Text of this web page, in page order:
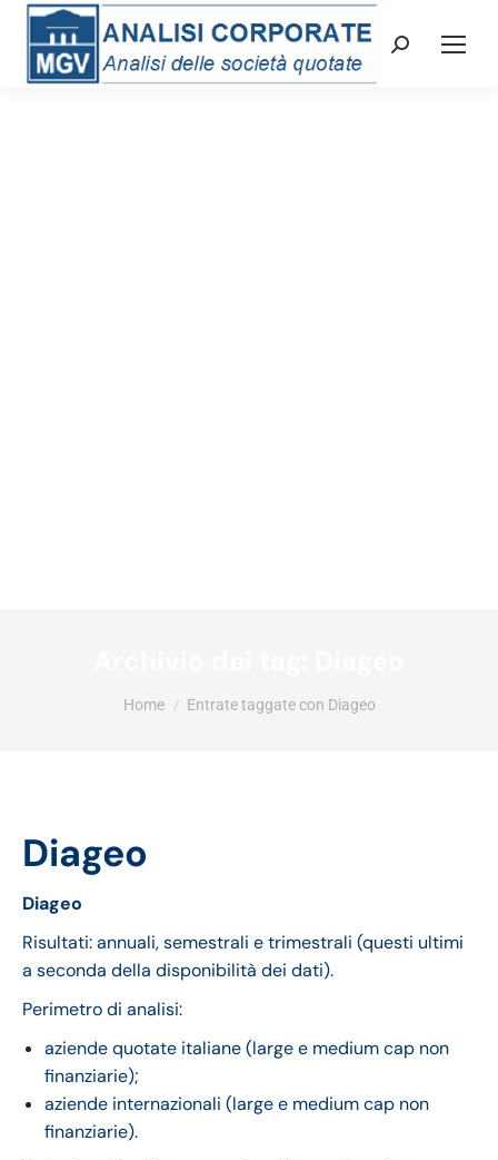
Cerca:
Tu sei qui:
Home Entrate taggate con Diageo
Diageo
Diageo
Risultati: annuali, semestrali e trimestrali (questi ultimi
a seconda della disponibilità dei dati).
Perimetro di analisi:
aziende quotate italiane (large e medium cap non
finanziarie);
aziende internazionali (large e medium cap non
finanziarie).